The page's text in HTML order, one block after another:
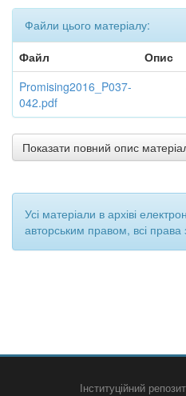
Файли цього матеріалу:
Файл
Опис
Promising2016_P037-
042.pdf
Показати повний опис
Усі матеріали в архіві
авторським правом, всі права
Інституційний